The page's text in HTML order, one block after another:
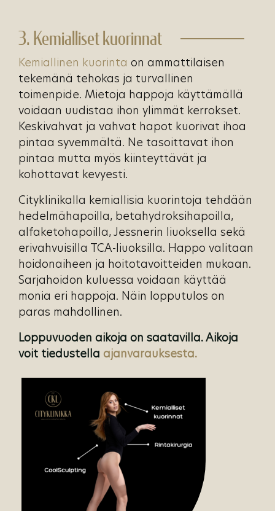
3. Kemialliset kuorinnat
Kemiallinen kuorinta on ammattilaisen
tekemänä tehokas ja turvallinen
toimenpide. Mietoja happoja käyttämällä
voidaan uudistaa ihon ylimmät kerrokset.
Keskivahvat ja vahvat hapot kuorivat ihoa
pintaa syvemmältä. Ne tasoittavat ihon
pintaa mutta myös kiinteyttävät ja
kohottavat kevyesti.
Cityklinikalla kemiallisia kuorintoja tehdään
hedelmähapoilla, betahydroksihapoilla,
alfaketohapoilla, Jessnerin liuoksella sekä
erivahvuisilla TCA-liuoksilla. Happo valitaan
hoidonaiheen ja hoitotavoitteiden mukaan.
Sarjahoidon kuluessa voidaan käyttää
monia eri happoja. Näin lopputulos on
paras mahdollinen.
Loppuvuoden aikoja on saatavilla. Aikoja
voit tiedustella ajanvarauksesta.